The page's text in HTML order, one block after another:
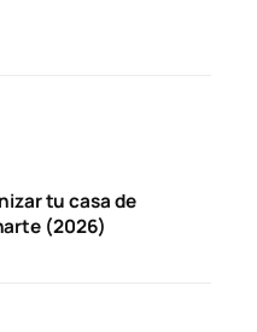
tu casa de
(2026)